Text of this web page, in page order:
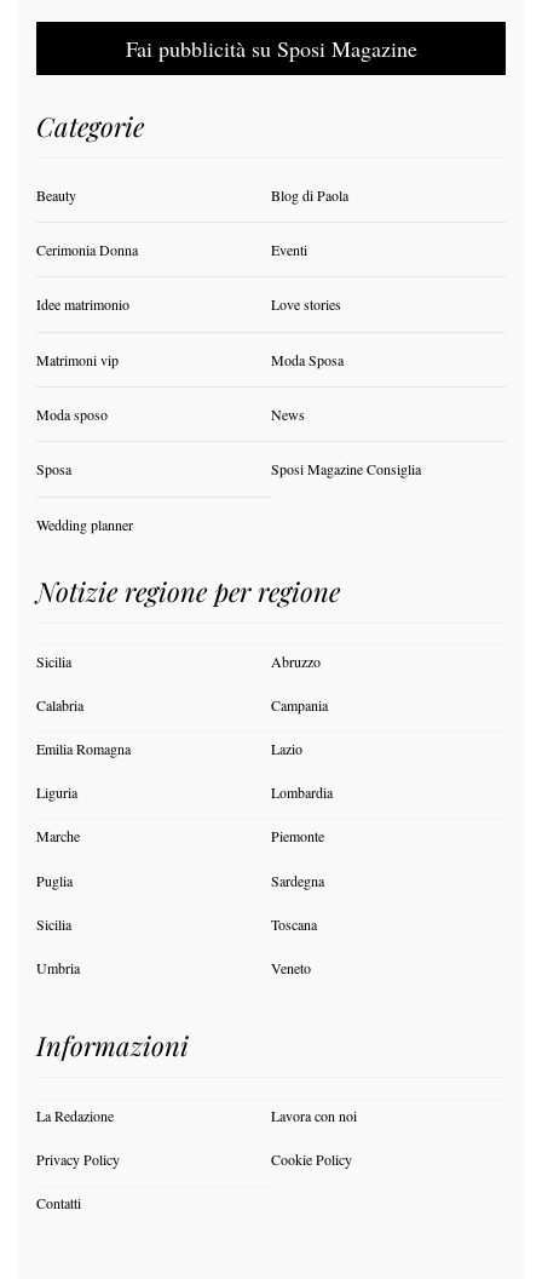
Fai pubblicità su Sposi Magazine
Categorie
Beauty Blog di Paola
Cerimonia Donna Eventi
Idee matrimonio Love stories
Matrimoni vip Moda Sposa
Moda sposo News
Sposa Sposi Magazine Consiglia
Wedding planner
Notizie regione per regione
Sicilia Abruzzo
Calabria Campania
Emilia Romagna Lazio
Liguria Lombardia
Marche Piemonte
Puglia Sardegna
Sicilia Toscana
Umbria Veneto
Informazioni
La Redazione Lavora con noi
Privacy Policy Cookie Policy
Contatti